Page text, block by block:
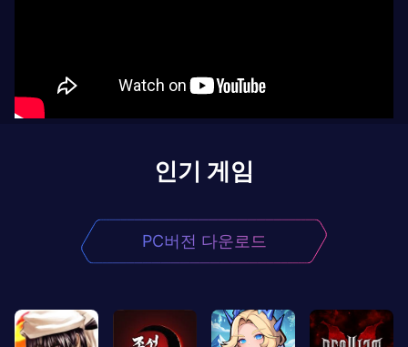
인기 게임
PC버전 다운로드